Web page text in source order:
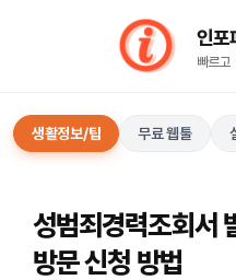
인
빠르고
생활정보/팁 무료 웹툴
성범죄경력조회서
방문 신청 방법